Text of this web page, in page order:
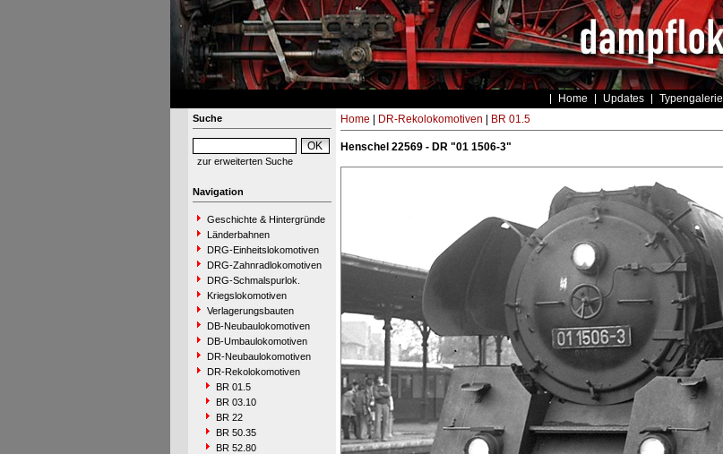
Home Updates Typengalerie
Suche
zur erweiterten Suche
Navigation
Geschichte & Hintergründe
Länderbahnen
DRG-Einheitslokomotiven
DRG-Zahnradlokomotiven
DRG-Schmalspurlok.
Kriegslokomotiven
Verlagerungsbauten
DB-Neubaulokomotiven
DB-Umbaulokomotiven
DR-Neubaulokomotiven
DR-Rekolokomotiven
BR 01.5
BR 03.10
BR 22
BR 50.35
BR 52.80
Home DR-Rekolokomotiven BR 01.5
Henschel 22569 - DR "01 1506-3"